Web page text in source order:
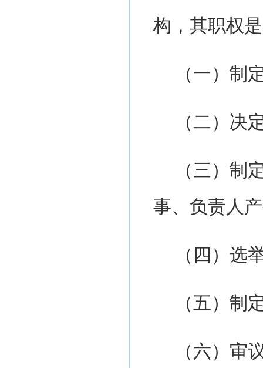
构，其职权
（一）制
（二）决
（三）制
事、 负责人
（四）选
（五）制
（六）审